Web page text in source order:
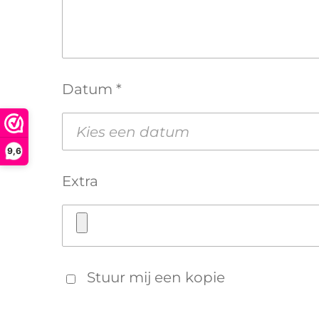
9,6
Datum *
Extra
Stuur mij een kopie